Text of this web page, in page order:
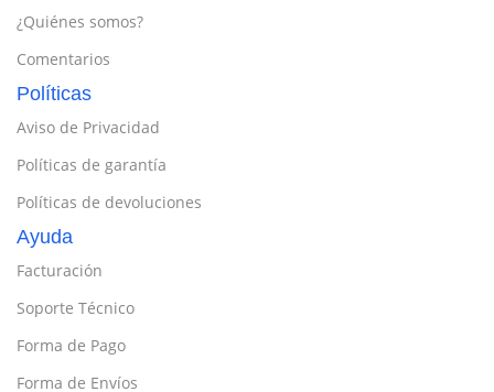
¿Quiénes somos?
Comentarios
Políticas
Aviso de Privacidad
Políticas de garantía
Políticas de devoluciones
Ayuda
Facturación
Soporte Técnico
Forma de Pago
Forma de Envíos